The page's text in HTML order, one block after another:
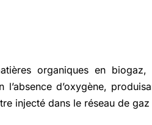
organiques en biogaz,
d’oxygène,
injecté dans le réseau de